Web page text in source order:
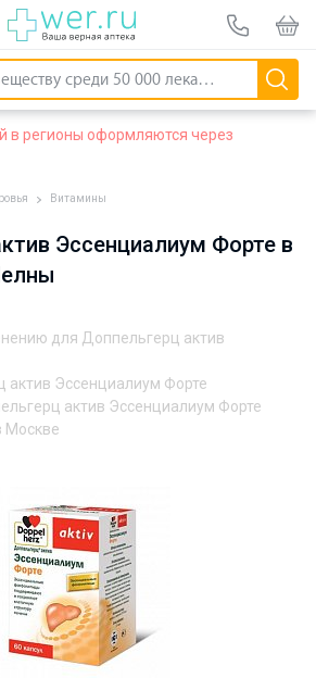
в регионы оформляются через
Витамины
Эссенциалиум Форте в
для Доппельгерц актив
актив Эссенциалиум Форте
актив Эссенциалиум Форте
Москве